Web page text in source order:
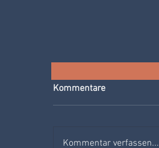
Kommentare
Kommentar verfassen...